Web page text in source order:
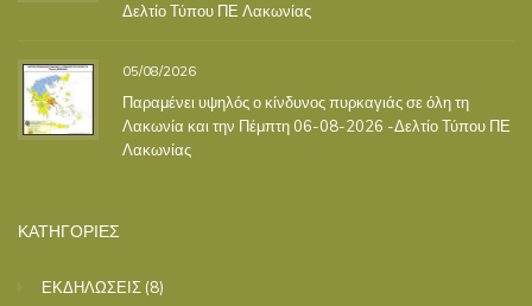
Δελτίο Τύπου ΠΕ Λακωνίας
05/08/2026
Παραμένει υψηλός ο κίνδυνος πυρκαγιάς σε όλη τη
Λακωνία και την Πέμπτη 06-08-2026 -Δελτίο Τύπου ΠΕ
Λακωνίας
ΚΑΤΗΓΟΡΙΕΣ
ΕΚΔΗΛΩΣΕΙΣ (8)